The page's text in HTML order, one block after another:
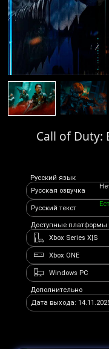
Call of Duty:
Русский язык
Русская озвучка
Русский текст
Доступные платформы
Xbox Series X|S
Xbox ONE
Windows PC
Дополнительно
Дата выхода: